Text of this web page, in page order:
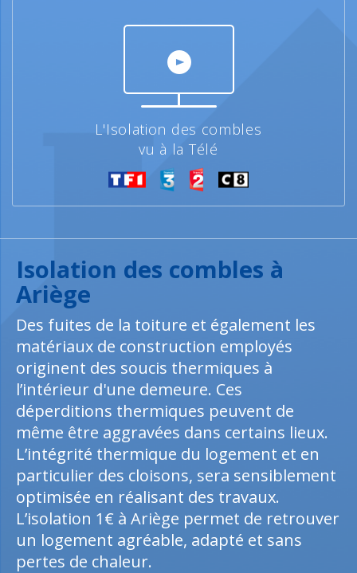
L'Isolation des combles
vu à la Télé
Isolation des combles à
Ariège
Des fuites de la toiture et également les
matériaux de construction employés
originent des soucis thermiques à
l’intérieur d'une demeure. Ces
déperditions thermiques peuvent de
même être aggravées dans certains lieux.
L’intégrité thermique du logement et en
particulier des cloisons, sera sensiblement
optimisée en réalisant des travaux.
L’isolation 1€ à Ariège permet de retrouver
un logement agréable, adapté et sans
pertes de chaleur.